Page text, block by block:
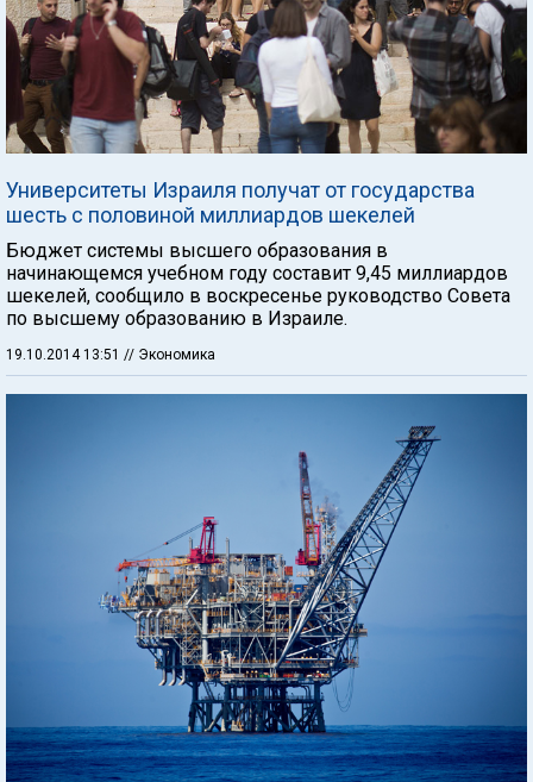
Университеты Израиля получат от государства
шесть с половиной миллиардов шекелей
Бюджет системы высшего образования в
начинающемся учебном году составит 9,45 миллиардов
шекелей, сообщило в воскресенье руководство Совета
по высшему образованию в Израиле.
19.10.2014 13:51 // Экономика